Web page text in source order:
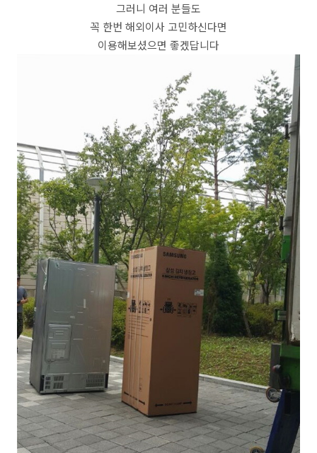
그러니 여러 분들도
꼭 한번 해외이사 고민하신다면
이용해보셨으면 좋겠답니다